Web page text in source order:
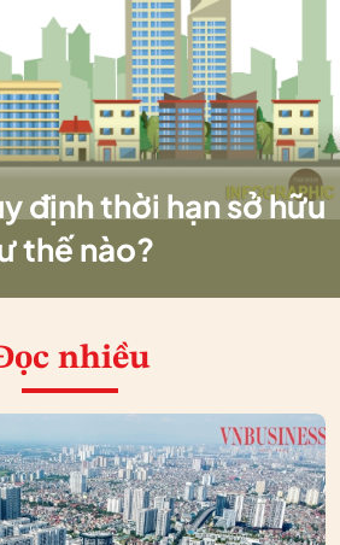
định thời hạn sở hữu
thế nào?
nhiều